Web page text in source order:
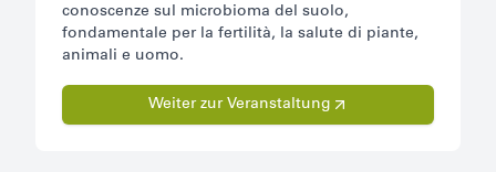
conoscenze sul microbioma del suolo,
fondamentale per la fertilità, la salute di piante,
animali e uomo.
Weiter zur Veranstaltung